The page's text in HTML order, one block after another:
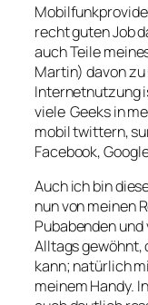
recht guten Job
auch Teile
Martin) davon
Internetnutzung
viele Geeks in
mobil twittern,
Facebook,
Auch ich bin
nun von meinen
Pubabenden
Alltags gewöhnt,
kann; natürlich
meinem Handy.